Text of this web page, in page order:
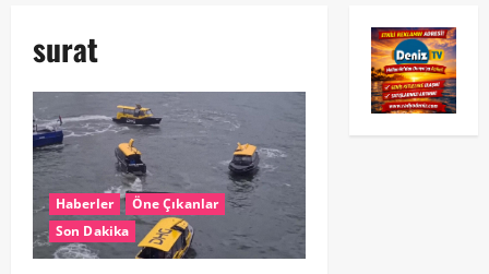
surat
Haberler
Öne Çıkanlar
Son Dakika